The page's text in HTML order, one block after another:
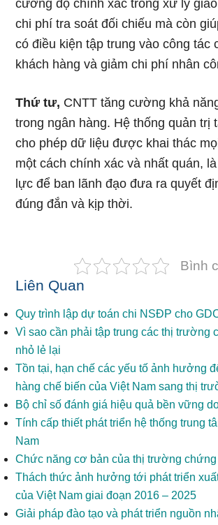
cường độ chính xác trong xử lý
chi phí tra soát đối chiếu mà còn
có điều kiện tập trung vào công tác
khách hàng và giảm chi phí nhân
Thứ tư, CNTT tăng cường khả
trong ngân hàng. Hệ thống quản trị
cho phép dữ liệu được khai thác
một cách chính xác và nhất quán,
lực để ban lãnh đạo đưa ra quyết
đúng đắn và kịp thời.
Bình
Liên Quan
Quy trình lập dự toán chi NSĐP cho
Vì sao cần phải tập trung các thị trường
nhỏ lẻ lại
Tồn tại, hạn chế các yếu tố ảnh hưởng
hàng chế biến của Việt Nam sang thị
Bộ chỉ số đánh giá hiệu quả bền vững
Tính cấp thiết phát triển hệ thống trung
Nam
Chức năng cơ bản của thị trường chứng
Thách thức ảnh hưởng tới phát triển
của Việt Nam giai đoạn 2016 – 2025
Giải pháp đào tạo và phát triển nguồn